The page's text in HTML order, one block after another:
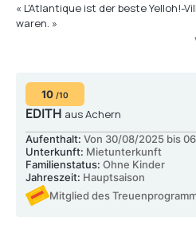
« L'Atlantique ist der beste Yelloh!-
waren. »
10 /10
EDITH aus Achern
Aufenthalt: Von 30/08/2025 bis
Unterkunft: Mietunterkunft
Familienstatus: Ohne Kinder
Jahreszeit: Hauptsaison
Mitglied des